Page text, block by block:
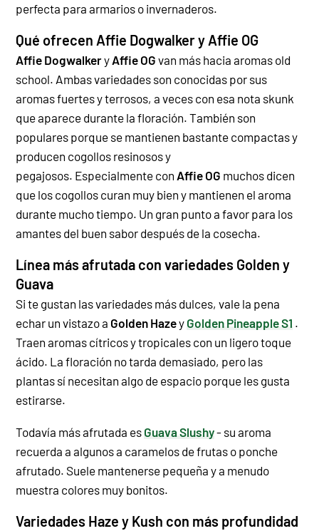
perfecta para armarios o invernaderos.
Qué ofrecen Affie Dogwalker y Affie OG
Affie Dogwalkery Affie OG van más hacia aromas old
school. Ambas variedades son conocidas por sus
aromas fuertes y terrosos, a veces con esa nota skunk
que aparece durante la floración. También son
populares porque se mantienen bastante compactas y
producen cogollos resinosos y
pegajosos. Especialmente con Affie OG muchos dicen
que los cogollos curan muy bien y mantienen el aroma
durante mucho tiempo. Un gran punto a favor para los
amantes del buen sabor después de la cosecha.
Línea más afrutada con variedades Golden y
Guava
Si te gustan las variedades más dulces, vale la pena
echar un vistazo a Golden Hazey Golden Pineapple S1 .
Traen aromas cítricos y tropicales con un ligero toque
ácido. La floración no tarda demasiado, pero las
plantas sí necesitan algo de espacio porque les gusta
estirarse.
Todavía más afrutada es Guava Slushy- su aroma
recuerda a algunos a caramelos de frutas o ponche
afrutado. Suele mantenerse pequeña y a menudo
muestra colores muy bonitos.
Variedades Haze y Kush con más profundidad